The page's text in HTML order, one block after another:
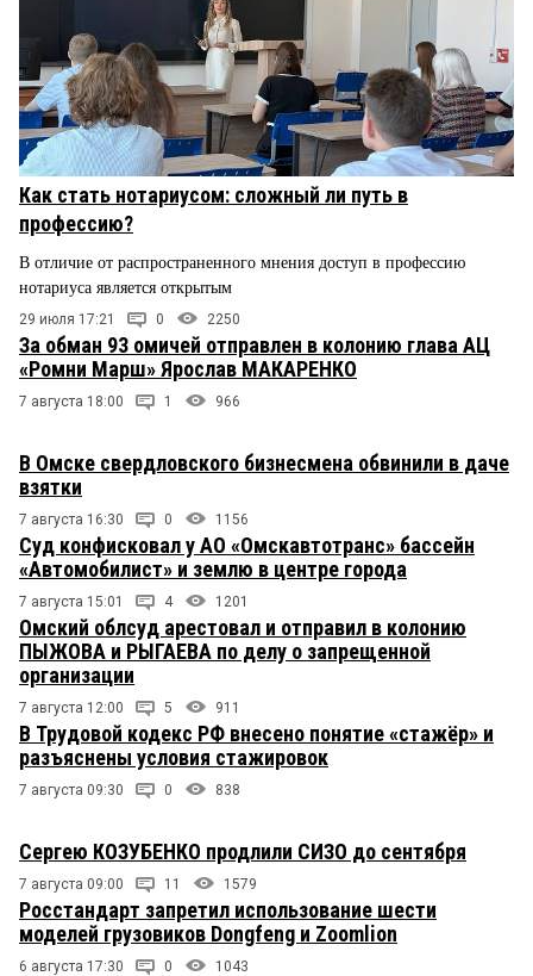
Как стать нотариусом: сложный ли путь в
профессию?
В отличие от распространенного мнения доступ в профессию
нотариуса является открытым
29 июля 17:21 0 2250
За обман 93 омичей отправлен в колонию глава АЦ
«Ромни Марш» Ярослав МАКАРЕНКО
7 августа 18:00 1 966
В Омске свердловского бизнесмена обвинили в даче
взятки
7 августа 16:30 0 1156
Суд конфисковал у АО «Омскавтотранс» бассейн
«Автомобилист» и землю в центре города
7 августа 15:01 4 1201
Омский облсуд арестовал и отправил в колонию
ПЫЖОВА и РЫГАЕВА по делу о запрещенной
организации
7 августа 12:00 5 911
В Трудовой кодекс РФ внесено понятие «стажёр» и
разъяснены условия стажировок
7 августа 09:30 0 838
Сергею КОЗУБЕНКО продлили СИЗО до сентября
7 августа 09:00 11 1579
Росстандарт запретил использование шести
моделей грузовиков Dongfeng и Zoomlion
6 августа 17:30 0 1043